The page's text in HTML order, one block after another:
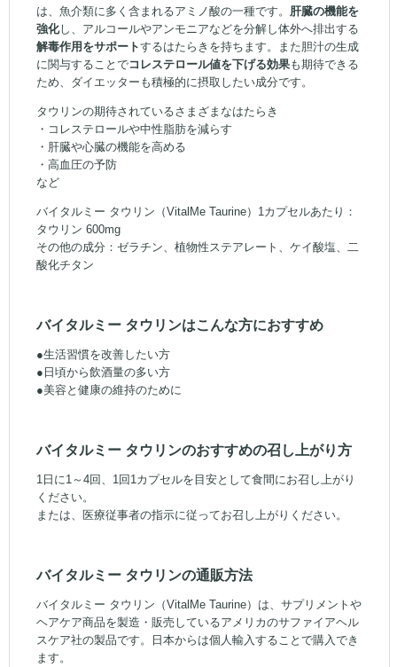
は、魚介類に多く含まれるアミノ酸の一種です。 肝臓の機能を
強化し、アルコールやアンモニアなどを分解し体外へ排出する
解毒作用をサポートするはたらきを持ちます。また胆汁の生成
に関与することでコレステロール値を下げる効果も期待できる
ため、ダイエッターも積極的に摂取したい成分です。
タウリンの期待されているさまざまなはたらき
・コレステロールや中性脂肪を減らす
・肝臓や心臓の機能を高める
・高血圧の予防
など
バイタルミー タウリン（VitalMe Taurine）1カプセルあたり：
タウリン 600mg
その他の成分：ゼラチン、植物性ステアレート、ケイ酸塩、二
酸化チタン
バイタルミー タウリンはこんな方におすすめ
●生活習慣を改善したい方
●日頃から飲酒量の多い方
●美容と健康の維持のために
バイタルミー タウリンのおすすめの召し上がり方
1日に1～4回、1回1カプセルを目安として食間にお召し上がり
ください。
または、医療従事者の指示に従ってお召し上がりください。
バイタルミー タウリンの通販方法
バイタルミー タウリン（VitalMe Taurine）は、サプリメントや
ヘアケア商品を製造・販売しているアメリカのサファイアヘル
スケア社の製品です。日本からは個人輸入することで購入でき
ます。